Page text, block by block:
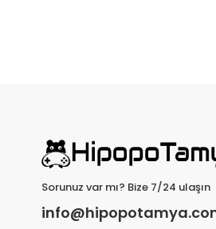
Sorunuz var mı? Bize 7/24 ulaşın